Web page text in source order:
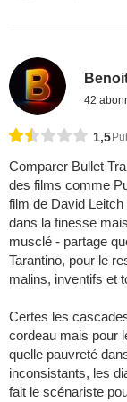
42
1,5
Comparer Bullet
des films comme
film de David
dans la finesse
musclé - partage
Tarantino, pour le
malins, inventifs et
Certes les
cordeau mais pour
quelle pauvreté
inconsistants, les
fait le scénariste